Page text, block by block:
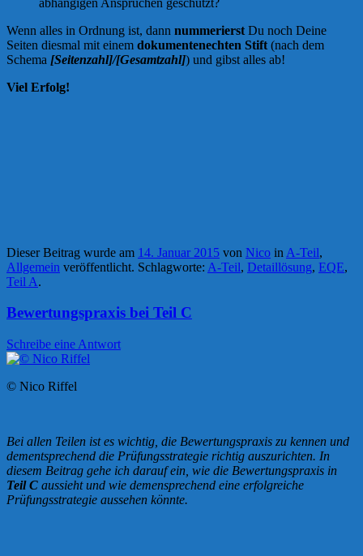
Wenn alles in Ordnung ist, dann nummerierst Du noch Deine
Seiten diesmal mit einem dokumentenechten Stift (nach dem
Schema [Seitenzahl]/[Gesamtzahl]) und gibst alles ab!
Viel Erfolg!
Dieser Beitrag wurde am 14. Januar 2015 von Nico in A-Teil,
Allgemein veröffentlicht. Schlagworte: A-Teil, Detaillösung, EQE,
Teil A.
Bewertungspraxis bei Teil C
Schreibe eine Antwort
© Nico Riffel
Bei allen Teilen ist es wichtig, die Bewertungspraxis zu kennen und
dementsprechend die Prüfungsstrategie richtig auszurichten. In
diesem Beitrag gehe ich darauf ein, wie die Bewertungspraxis in
Teil C aussieht und wie demensprechend eine erfolgreiche
Prüfungsstrategie aussehen könnte.